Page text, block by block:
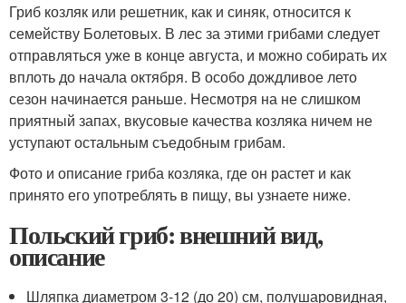
Гриб козляк или решетник, как и синяк, относится к
семейству Болетовых. В лес за этими грибами следует
отправляться уже в конце августа, и можно собирать их
вплоть до начала октября. В особо дождливое лето
сезон начинается раньше. Несмотря на не слишком
приятный запах, вкусовые качества козляка ничем не
уступают остальным съедобным грибам.
Фото и описание гриба козляка, где он растет и как
принято его употреблять в пищу, вы узнаете ниже.
Польский гриб: внешний вид,
описание
Шляпка диаметром 3-12 (до 20) см, полушаровидная,